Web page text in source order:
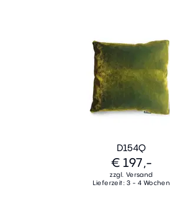
D154Q
€ 197,-
zzgl. Versand
Lieferzeit: 3 - 4 Wochen